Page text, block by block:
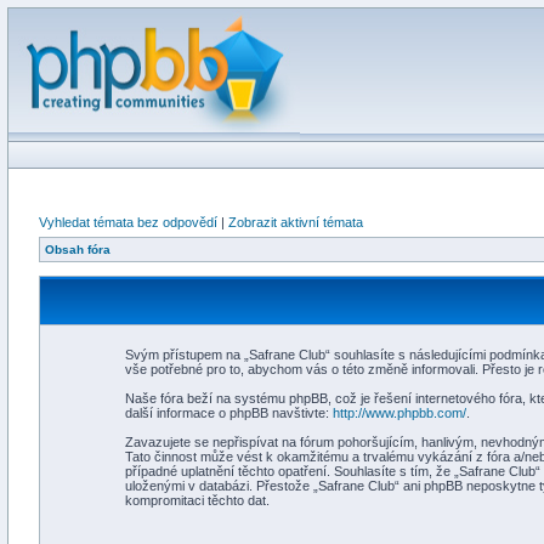
Vyhledat témata bez odpovědí | Zobrazit aktivní témata
Obsah fóra
Svým přístupem na „Safrane Club“ souhlasíte s následujícími
vše potřebné pro to, abychom vás o této změně informovali. Přesto
Naše fóra beží na systému phpBB, což je řešení internetového fóra,
další informace o phpBB navštivte: http://www.phpbb.com/.
Zavazujete se nepřispívat na fórum pohoršujícím, hanlivým,
Tato činnost může vést k okamžitému a trvalému vykázání z fóra a/
případné uplatnění těchto opatření. Souhlasíte s tím, že „Safrane
uloženými v databázi. Přestože „Safrane Club“ ani phpBB
kompromitaci těchto dat.